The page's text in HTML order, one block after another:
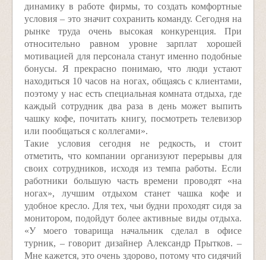
динамику в работе фирмы, то создать комфортные
условия – это значит сохранить команду. Сегодня на
рынке труда очень высокая конкуренция. При
относительно равном уровне зарплат хорошей
мотивацией для персонала станут именно подобные
бонусы. Я прекрасно понимаю, что люди устают
находиться 10 часов на ногах, общаясь с клиентами,
поэтому у нас есть специальная комната отдыха, где
каждый сотрудник два раза в день может выпить
чашку кофе, почитать книгу, посмотреть телевизор
или пообщаться с коллегами».
Такие условия сегодня не редкость, и стоит
отметить, что компании организуют перерывы для
своих сотрудников, исходя из темпа работы. Если
работники большую часть времени проводят «на
ногах», лучшим отдыхом станет чашка кофе и
удобное кресло. Для тех, чьи будни проходят сидя за
монитором, подойдут более активные виды отдыха.
«У моего товарища начальник сделал в офисе
турник, – говорит дизайнер Александр Прытков. –
Мне кажется, это очень здорово, потому что сидячий